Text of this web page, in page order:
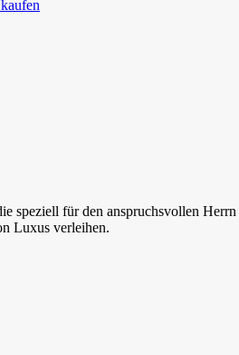
speziell für den anspruchsvollen Herrn
Luxus verleihen.